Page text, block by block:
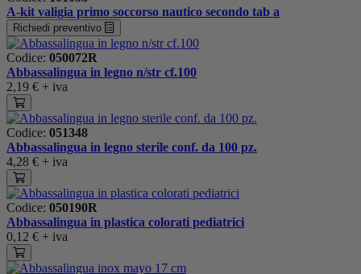
A-kit valigia primo soccorso nautico secondo tab a
Richiedi preventivo
Codice: 050072R
Abbassalingua in legno n/str cf.100
2,19 € + iva
Codice: 051348
Abbassalingua in legno sterile conf. da 100 pz.
4,28 € + iva
Codice: 050190R
Abbassalingua in plastica colorati pediatrici
0,12 € + iva